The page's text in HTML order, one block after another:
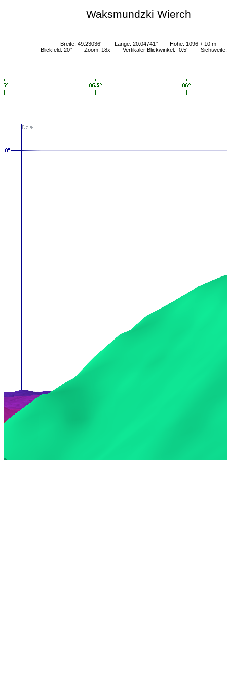
Waksmundzki Wierch
Breite: 49.23036° Länge: 20.04741°
Höhe: 1096 + 10 m
Blickfeld: 20°
Zoom: 18x Vertikaler Blickwinkel: -0.5°